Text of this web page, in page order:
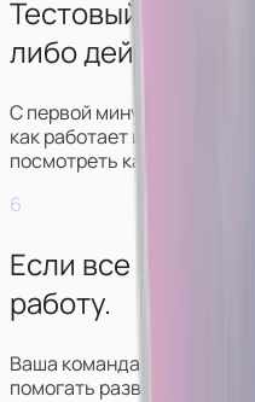
Тестовый
либо действий.
С первой минуты стрима
как работает и что нужно
посмотреть как все
6
Если все
работу.
Ваша команда будет в
помогать развиваться в